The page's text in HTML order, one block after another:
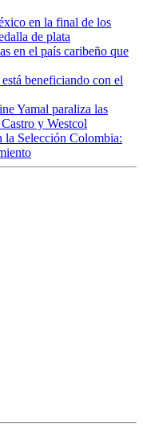
en la final de los
de plata
en el país caribeño que
beneficiando con el
Yamal paraliza las
y Westcol
la Selección Colombia: